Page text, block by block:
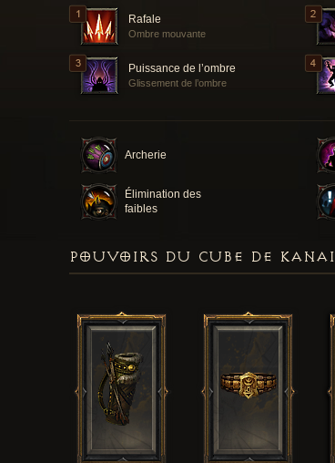
Rafale
Ombre mouvante
Puissance de l’ombre
Glissement de l’ombre
Archerie
Élimination des
faibles
POUVOIRS DU CUBE DE KANAI